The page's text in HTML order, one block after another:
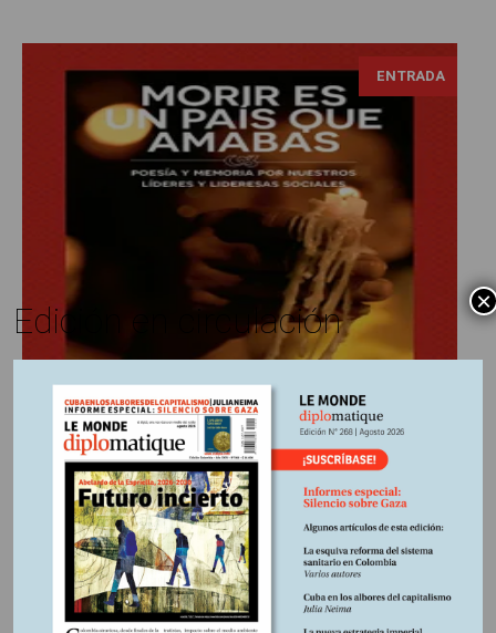
ENTRADA
15 agosto, 2024 Escrito por: Alberto Antonio Berón
Libros reseñados
Morir es un país que amabas
Edición en circulación ×